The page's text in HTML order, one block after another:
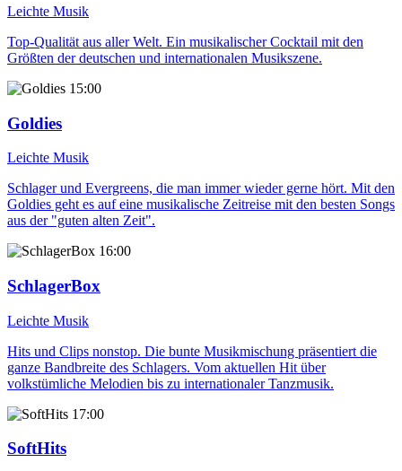
Leichte Musik
Top-Qualität aus aller Welt. Ein musikalischer Cocktail mit den
Größten der deutschen und internationalen Musikszene.
15:00
Goldies
Leichte Musik
Schlager und Evergreens, die man immer wieder gerne hört. Mit den
Goldies geht es auf eine musikalische Zeitreise mit den besten Songs
aus der "guten alten Zeit".
16:00
SchlagerBox
Leichte Musik
Hits und Clips nonstop. Die bunte Musikmischung präsentiert die
ganze Bandbreite des Schlagers. Vom aktuellen Hit über
volkstümliche Melodien bis zu internationaler Tanzmusik.
17:00
SoftHits